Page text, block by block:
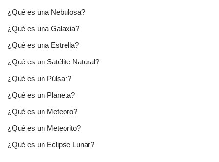
¿Qué es una Nebulosa?
¿Qué es una Galaxia?
¿Qué es una Estrella?
¿Qué es un Satélite Natural?
¿Qué es un Púlsar?
¿Qué es un Planeta?
¿Qué es un Meteoro?
¿Qué es un Meteorito?
¿Qué es un Eclipse Lunar?